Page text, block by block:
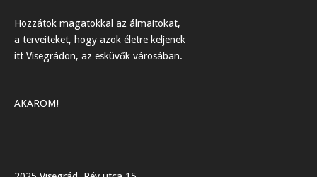
Hozzátok magatokkal az álmaitokat,
a terveiteket, hogy azok életre keljenek
itt Visegrádon, az esküvők városában.
AKAROM!